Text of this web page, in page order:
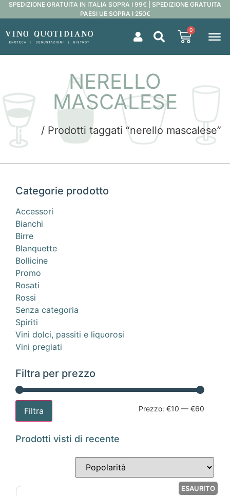
SPEDIZIONE GRATUITA IN ITALIA SOPRA I 99€ | SPEDIZIONE GRATUITA
PAESI UE SOPRA I 250€
0
NERELLO
MASCALESE
Home / Prodotti taggati “nerello mascalese”
Categorie prodotto
Accessori
Bianchi
Birre
Blanquette
Bollicine
Promo
Rosati
Rossi
Senza categoria
Spiriti
Vini dolci, passiti e liquorosi
Vini pregiati
Filtra per prezzo
Filtra Prezzo: €10 — €60
Prodotti visti di recente
ESAURITO